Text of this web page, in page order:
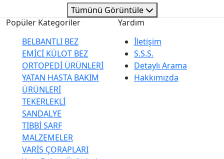
Tümünü Görüntüle
Popüler Kategoriler
BELBANTLI BEZ
EMİCİ KÜLOT BEZ
ORTOPEDİ ÜRÜNLERİ
YATAN HASTA BAKIM
ÜRÜNLERİ
TEKERLEKLİ
SANDALYE
TIBBİ SARF
MALZEMELER
VARİS ÇORAPLARI
Yardım
İletişim
S.S.S.
Detaylı Arama
Hakkımızda